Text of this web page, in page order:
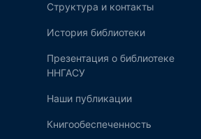
Структура и контакты
История библиотеки
Презентация о библиотеке
ННГАСУ
Наши публикации
Книгообеспеченность